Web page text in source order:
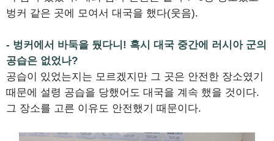
벙커 같은 곳에 모여서 대국을 했다(웃음).
- 벙커에서 바둑을 뒀다니! 혹시 대국 중간에 러시아 군의
공습은 없었나?
공습이 있었는지는 모르겠지만 그 곳은 안전한 장소였기
때문에 설령 공습을 당했어도 대국을 계속 했을 것이다.
그 장소를 고른 이유도 안전했기 때문이다.